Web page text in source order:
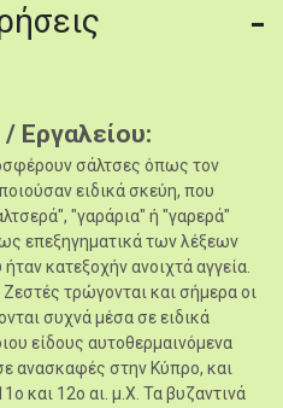
Εργαλείου
σάλτσες όπως τον
ειδικά σκεύη, που
"γαράρια" ή "γαρερά"
επεξηγηματικά των λέξεων
κατεξοχήν ανοιχτά αγγεία.
τρώγονται και σήμερα οι
συχνά μέσα σε ειδικά
είδους αυτοθερμαινόμενα
ανασκαφές στην Κύπρο, και
και 12ο αι. μ.Χ. Τα βυζαντινά